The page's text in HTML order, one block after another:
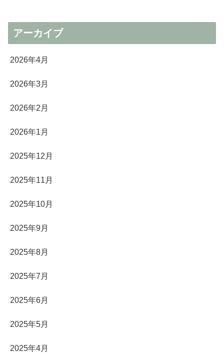
アーカイブ
2026年4月
2026年3月
2026年2月
2026年1月
2025年12月
2025年11月
2025年10月
2025年9月
2025年8月
2025年7月
2025年6月
2025年5月
2025年4月